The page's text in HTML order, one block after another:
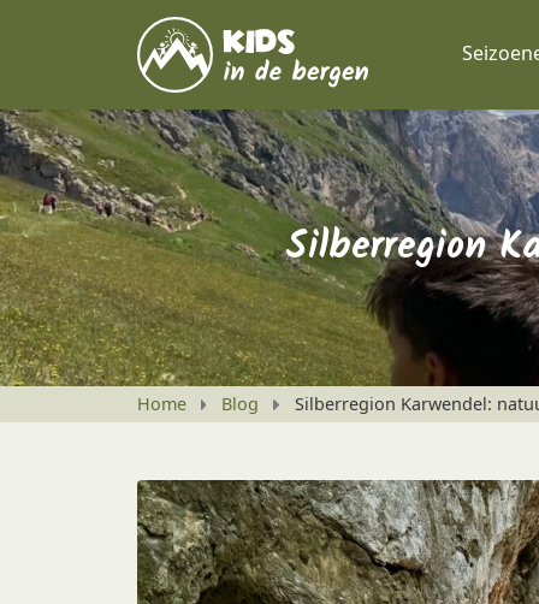
Silberregion
Home Blog Silberregion Karwendel: